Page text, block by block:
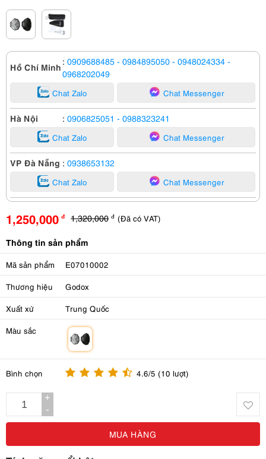
Hồ Chí Minh : 0909688485 - 0984895050 - 0948024334 -
0968202049
Chat Zalo Chat Messenger
Hà Nội : 0906825051 - 0988323241
Chat Zalo Chat Messenger
VP Đà Nẵng : 0938653132
Chat Zalo Chat Messenger
1,250,000 đ 1,320,000 đ (Đã có VAT)
Thông tin sản phẩm
Mã sản phẩm E07010002
Thương hiệu Godox
Xuất xứ Trung Quốc
Màu sắc
Bình chọn 4.6/5 (10 lượt)
+
-
MUA HÀNG